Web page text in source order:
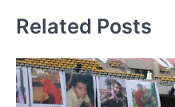
Related Posts